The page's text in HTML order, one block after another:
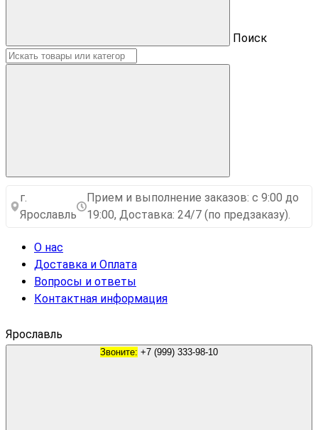
Поиск
г.
Ярославль
Прием и выполнение заказов: с 9:00 до
19:00, Доставка: 24/7 (по предзаказу).
О нас
Доставка и Оплата
Вопросы и ответы
Контактная информация
Ярославль
Звоните: